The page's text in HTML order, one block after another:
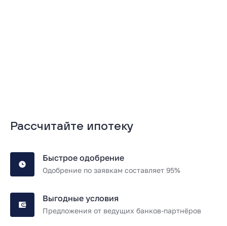
Рассчитайте ипотеку
Быстрое одобрение
Одобрение по заявкам составляет 95%
Выгодные условия
Предложения от ведущих банков-партнёров